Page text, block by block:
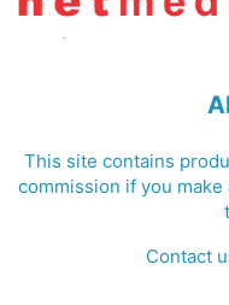
This site contains
commission if you
Contact